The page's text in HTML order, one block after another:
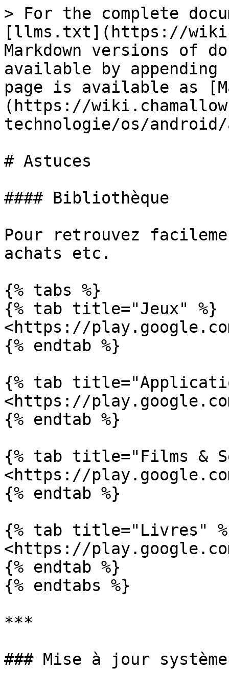
> For the complete
[llms.txt](https://
Markdown versions of
available by
page is available as
(https://
technologie/os/
# Astuces
#### Bibliothèque
Pour retrouvez
achats etc.
{% tabs %}
{% tab title="Jeux" %}
<https://
{% endtab %}
{% tab
<https://
{% endtab %}
{% tab title="Films &
<https://
{% endtab %}
{% tab title="Livres"
<https://
{% endtab %}
{% endtabs %}
***
### Mise à jour